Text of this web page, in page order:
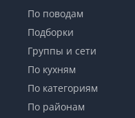
По поводам
Подборки
Группы и сети
По кухням
По категориям
По районам